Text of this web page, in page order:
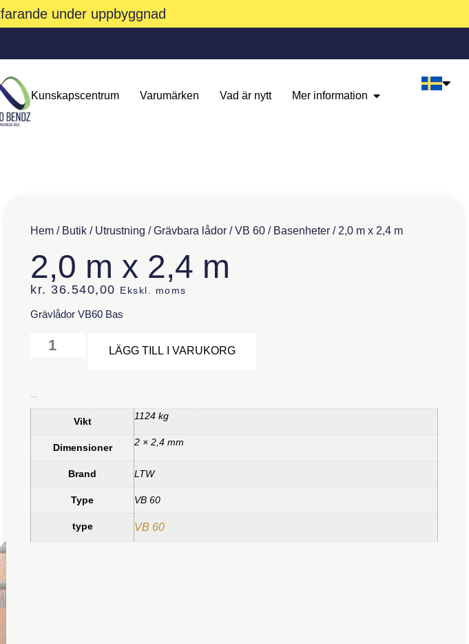
under uppbyggnad
Kunskapscentrum Varumärken Vad är nytt Mer information
Hem / Butik / Utrustning /Grävbara lådor /VB 60 / Basenheter / 2,0 m x 2,4 m
2,0 m x 2,4 m
kr. 36.540,00 Ekskl. moms
Grävlådor VB60 Bas
LÄGG TILL I VARUKORG
Vikt 1124 kg
Dimensioner 2 × 2,4 mm
Brand LTW
Type VB 60
type VB 60